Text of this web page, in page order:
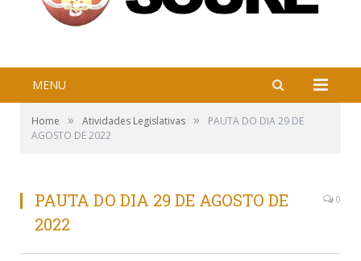
MENU
Home » Atividades Legislativas »
PAUTA DO DIA 29 DE
AGOSTO DE 2022
PAUTA DO DIA 29 DE AGOSTO DE
2022
0